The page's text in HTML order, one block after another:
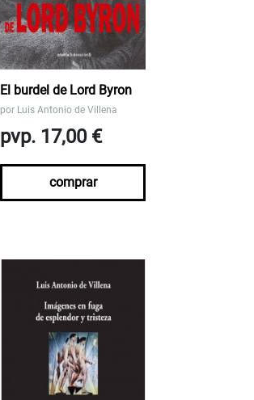
El burdel de Lord Byron
por Luis Antonio de Villena
pvp. 17,00 €
comprar